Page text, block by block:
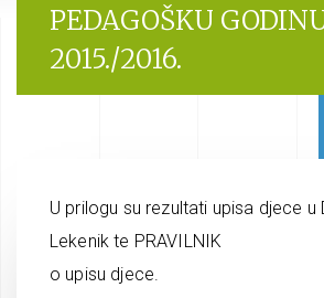
PEDAGOŠKU
2015./2016.
U prilogu su rezultati upisa djece u
Lekenik te PRAVILNIK
o upisu djece.